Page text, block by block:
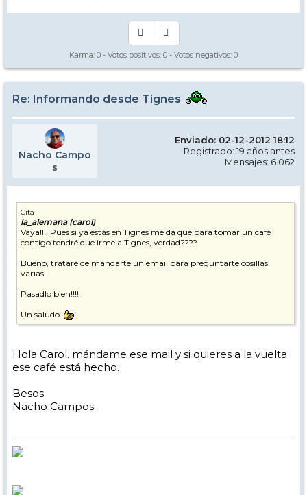
Karma: 0 - Votos positivos: 0 - Votos negativos: 0
Re: Informando desde Tignes
Nacho Campo
s
Enviado: 02-12-2012 18:12
Registrado: 19 años antes
Mensajes: 6.062
Cita
la_alemana (carol)
Vaya!!!! Pues si ya estás en Tignes me da que para tomar un café
contigo tendré que irme a Tignes, verdad????
Bueno, trataré de mandarte un email para preguntarte cosillas
varias.
Pasadlo bien!!!!
Un saludo.
Hola Carol. mándame ese mail y si quieres a la vuelta
ese café está hecho.
Besos
Nacho Campos